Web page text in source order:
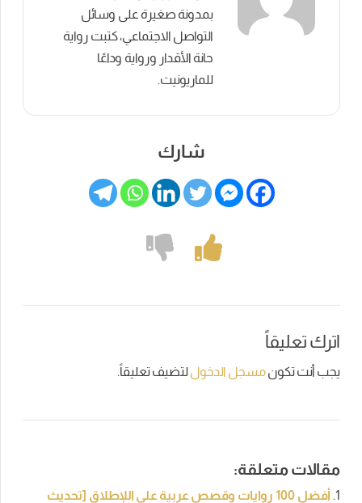
بمدونة صغيرة على وسائل
التواصل الاجتماعي، كتبت رواية
حانة الأقدار ورواية وداعًا
للماريونيت.
شارك
اترك تعليقاً
يجب أنت تكونمسجل الدخوللتضيف تعليقاً.
مقالات متعلقة:
أفضل 100 روايات وقصص عربية على اللإطلاق [تحديث